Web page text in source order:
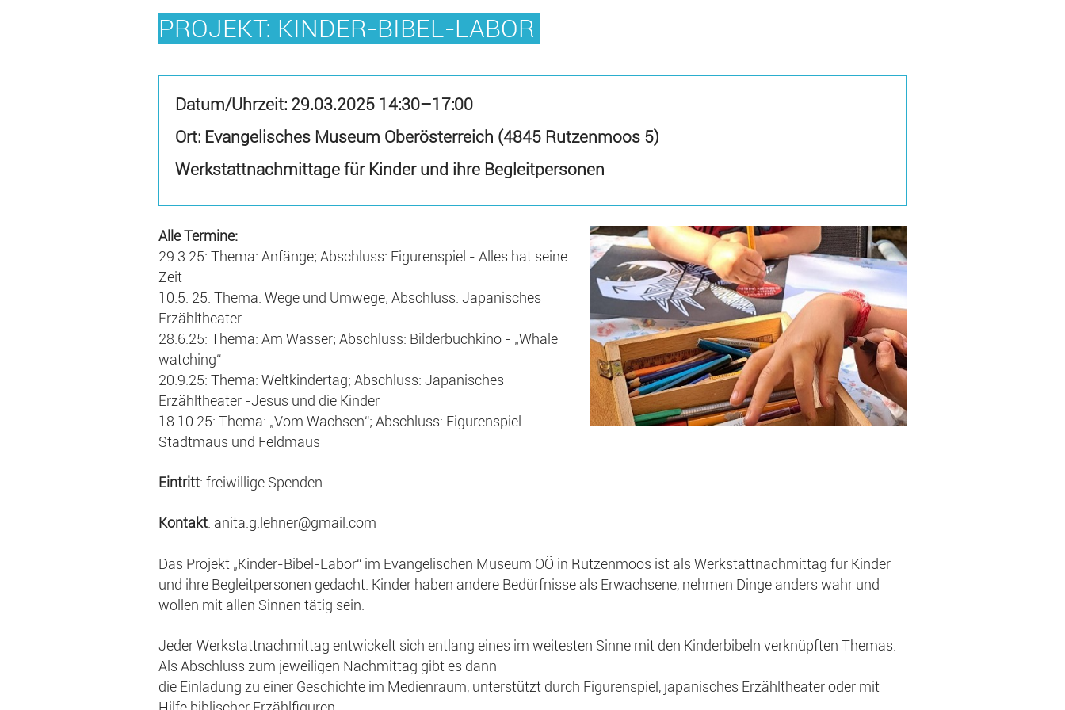
PROJEKT: KINDER-BIBEL-LABOR
Datum/Uhrzeit: 29.03.2025 14:30–17:00
Ort: Evangelisches Museum Oberösterreich (4845 Rutzenmoos 5)
Werkstattnachmittage für Kinder und ihre Begleitpersonen
Alle Termine:
29.3.25: Thema: Anfänge; Abschluss: Figurenspiel - Alles hat seine
Zeit
10.5. 25: Thema: Wege und Umwege; Abschluss: Japanisches
Erzähltheater
28.6.25: Thema: Am Wasser; Abschluss: Bilderbuchkino - „Whale
watching“
20.9.25: Thema: Weltkindertag; Abschluss: Japanisches
Erzähltheater -Jesus und die Kinder
18.10.25: Thema: „Vom Wachsen“; Abschluss: Figurenspiel -
Stadtmaus und Feldmaus
Eintritt: freiwillige Spenden
Kontakt: anita.g.lehner@gmail.com
Das Projekt „Kinder-Bibel-Labor“ im Evangelischen Museum OÖ in Rutzenmoos ist als Werkstattnachmittag für Kinder
und ihre Begleitpersonen gedacht. Kinder haben andere Bedürfnisse als Erwachsene, nehmen Dinge anders wahr und
wollen mit allen Sinnen tätig sein.
Jeder Werkstattnachmittag entwickelt sich entlang eines im weitesten Sinne mit den Kinderbibeln verknüpften Themas.
Als Abschluss zum jeweiligen Nachmittag gibt es dann
die Einladung zu einer Geschichte im Medienraum, unterstützt durch Figurenspiel, japanisches Erzähltheater oder mit